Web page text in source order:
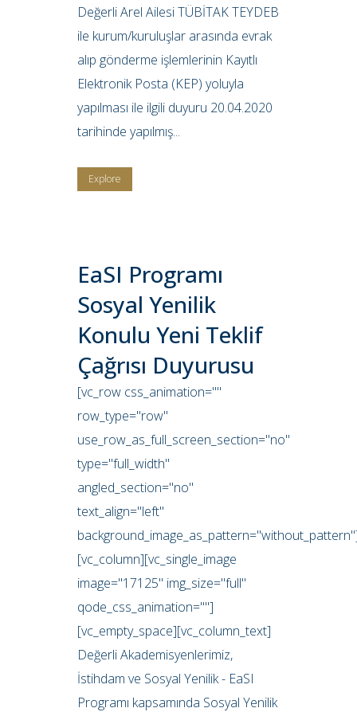
Değerli Arel Ailesi TÜBİTAK TEYDEB
ile kurum/kuruluşlar arasında evrak
alıp gönderme işlemlerinin Kayıtlı
Elektronik Posta (KEP) yoluyla
yapılması ile ilgili duyuru 20.04.2020
tarihinde yapılmış...
Explore
EaSI Programı
Sosyal Yenilik
Konulu Yeni Teklif
Çağrısı Duyurusu
[vc_row css_animation=""
row_type="row"
use_row_as_full_screen_section="no"
type="full_width"
angled_section="no"
text_align="left"
[vc_column][vc_single_image
image="17125" img_size="full"
qode_css_animation=""]
[vc_empty_space][vc_column_text]
Değerli Akademisyenlerimiz,
İstihdam ve Sosyal Yenilik - EaSI
Programı kapsamında Sosyal Yenilik